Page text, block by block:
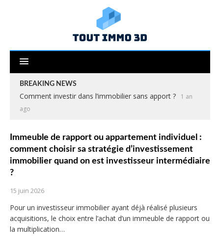
BREAKING NEWS
Comment investir dans l’immobilier sans apport ?
1 an
ago
Immeuble de rapport ou appartement individuel :
comment choisir sa stratégie d’investissement
immobilier quand on est investisseur intermédiaire
?
15 juin 2026
Pour un investisseur immobilier ayant déjà réalisé plusieurs
acquisitions, le choix entre l’achat d’un immeuble de rapport ou
la multiplication…